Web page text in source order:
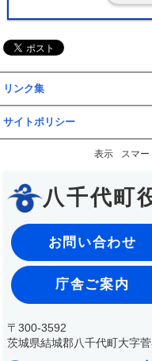
リンク集
サイトポリシー
表示 スマー
八千代町
お問い合わせ
庁舎ご案内
〒300-3592
茨城県結城郡八千代町大字